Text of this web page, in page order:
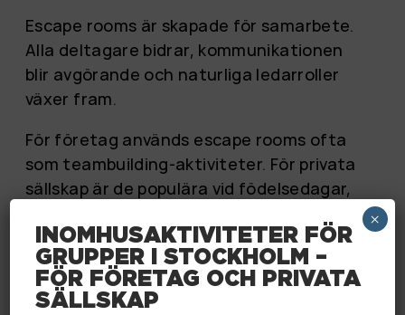
Escape rooms är skapade för samarbete.
Alla deltagare bidrar, kommunikationen
blir avgörande och naturliga ledarroller
växer fram.
För företag används escape rooms ofta
som teambuilding-aktiviteter. För privata
sällskap är de populära vid födelsedagar,
För företag används escape rooms ofta
som teambuilding-aktiviteter. För privata
sällskap är de populära vid födelsedagar,
INOMHUSAKTIVITETER FÖR
GRUPPER I STOCKHOLM –
FÖR FÖRETAG OCH PRIVATA
SÄLLSKAP
×